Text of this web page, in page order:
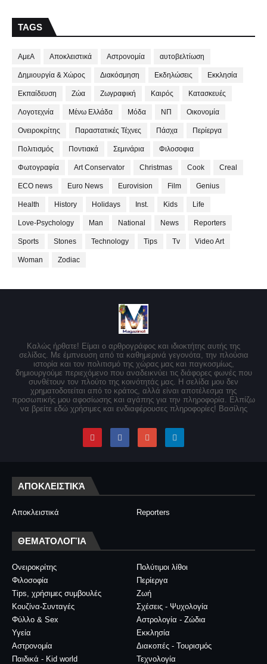
TAGS
ΑμεΑ Αποκλειστικά Αστρονομία αυτοβελτίωση
Δημιουργία & Χώρος Διακόσμηση Εκδηλώσεις Εκκλησία
Εκπαίδευση Ζώα Ζωγραφική Καιρός Κατασκευές
Λογοτεχνία Μένω Ελλάδα Μόδα ΝΠ Οικονομία
Ονειροκρίτης Παραστατικές Τέχνες Πάσχα Περίεργα
Πολιτισμός Ποντιακά Σεμινάρια Φιλοσοφια
Φωτογραφία Art Conservator Christmas Cook Creal
ECO news Euro News Eurovision Film Genius
Health History Holidays Inst. Kids Life
Love-Psychology Man National News Reporters
Sports Stones Technology Tips Tv Video Art
Woman Zodiac
Καλώς ήρθατε! Είμαι ο αρθρογράφος και ιδιοκτήτης αυτής της
σελίδας. Με έμπνευση από τα καθημερινά γεγονότα, την πλούσια
ιστορία και τον πολιτισμό της χώρας μας και παγκοσμίως,
δημιουργούμε περιεχόμενο που αναδεικνύει τις διάφορες φωνές που
συνθέτουν τον πλούτο της κοινότητάς μας. Η σελίδα μου δεν
χρηματοδοτείται από το κράτος, αλλά είναι αποτέλεσμα της
προσωπικής μου αφοσίωσης και αγάπης για την πληροφορία. Ελπίζω
να βρείτε εδώ χρήσιμες και ενδιαφέρουσες πληροφορίες! Βασίλης
ΑΠΟΚΛΕΙΣΤΙΚΆ
Αποκλειστικά Reporters
ΘΕΜΑΤΟΛΟΓΊΑ
Ονειροκρίτης
Πολύτιμοι λίθοι
Φιλοσοφία
Περίεργα
Tips, χρήσιμες συμβουλές
Ζωή
Κουζίνα-Συνταγές
Σχέσεις - Ψυχολογία
Φύλλο & Sex
Αστρολογία - Ζώδια
Υγεία
Εκκλησία
Αστρονομία
Διακοπές - Τουρισμός
Παιδικά - Kid world
Τεχνολογία